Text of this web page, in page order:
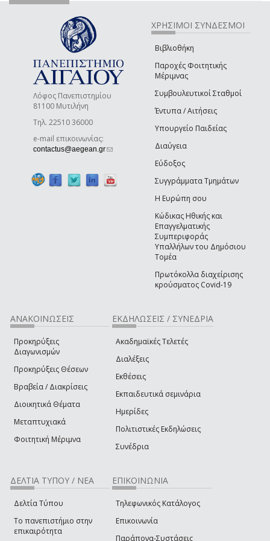
Λόφος Πανεπιστημίου
81100 Μυτιλήνη
Τηλ. 22510 36000
e-mail επικοινωνίας:
contactus@aegean.gr(link sends e-mail)
ΧΡΗΣΙΜΟΙ ΣΥΝΔΕΣΜΟΙ
Βιβλιοθήκη
Παροχές Φοιτητικής
Μέριμνας
Συμβουλευτικοί Σταθμοί
Έντυπα / Αιτήσεις
Υπουργείο Παιδείας
Διαύγεια
Εύδοξος
Συγγράμματα Τμημάτων
Η Ευρώπη σου
Κώδικας Ηθικής και
Επαγγελματικής
Συμπεριφοράς
Υπαλλήλων του Δημόσιου
Τομέα
Πρωτόκολλα διαχείρισης
κρούσματος Covid-19
ΑΝΑΚΟΙΝΩΣΕΙΣ
Προκηρύξεις
Διαγωνισμών
Προκηρύξεις Θέσεων
Βραβεία / Διακρίσεις
Διοικητικά Θέματα
Μεταπτυχιακά
Φοιτητική Μέριμνα
ΕΚΔΗΛΩΣΕΙΣ / ΣΥΝΕΔΡΙΑ
Ακαδημαϊκές Τελετές
Διαλέξεις
Εκθέσεις
Εκπαιδευτικά σεμινάρια
Ημερίδες
Πολιτιστικές Εκδηλώσεις
Συνέδρια
ΔΕΛΤΙΑ ΤΥΠΟΥ / ΝΕΑ
Δελτία Τύπου
Το πανεπιστήμιο στην
επικαιρότητα
ΕΠΙΚΟΙΝΩΝΙΑ
Τηλεφωνικός Κατάλογος
Επικοινωνία
Παράπονα-Συστάσεις